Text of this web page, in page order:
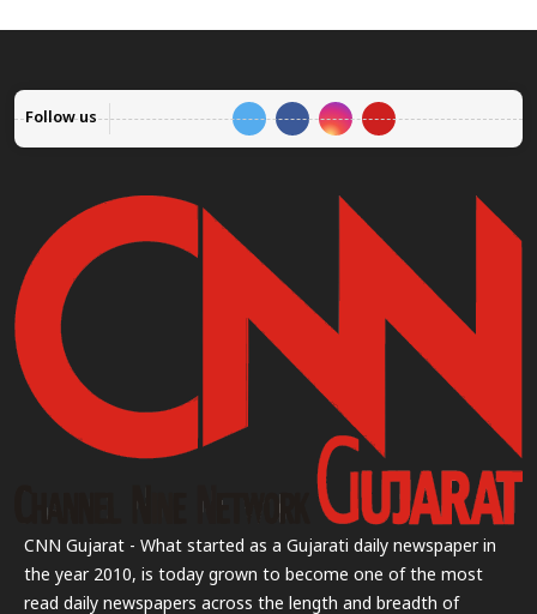
Follow us
CNN Gujarat - What started as a Gujarati daily newspaper in
the year 2010, is today grown to become one of the most
read daily newspapers across the length and breadth of